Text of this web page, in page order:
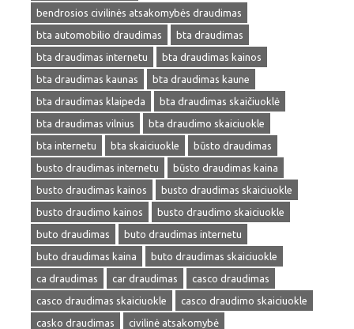
bendrosios civilinės atsakomybės draudimas
bta automobilio draudimas
bta draudimas
bta draudimas internetu
bta draudimas kainos
bta draudimas kaunas
bta draudimas kaune
bta draudimas klaipeda
bta draudimas skaičiuoklė
bta draudimas vilnius
bta draudimo skaiciuokle
bta internetu
bta skaiciuokle
būsto draudimas
busto draudimas internetu
būsto draudimas kaina
busto draudimas kainos
busto draudimas skaiciuokle
busto draudimo kainos
busto draudimo skaiciuokle
buto draudimas
buto draudimas internetu
buto draudimas kaina
buto draudimas skaiciuokle
ca draudimas
car draudimas
casco draudimas
casco draudimas skaiciuokle
casco draudimo skaiciuokle
casko draudimas
civilinė atsakomybė